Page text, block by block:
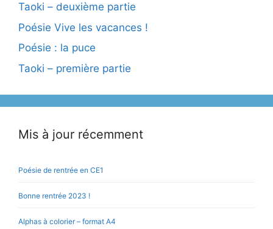
Taoki – deuxième partie
Poésie Vive les vacances !
Poésie : la puce
Taoki – première partie
Mis à jour récemment
Poésie de rentrée en CE1
Bonne rentrée 2023 !
Alphas à colorier – format A4